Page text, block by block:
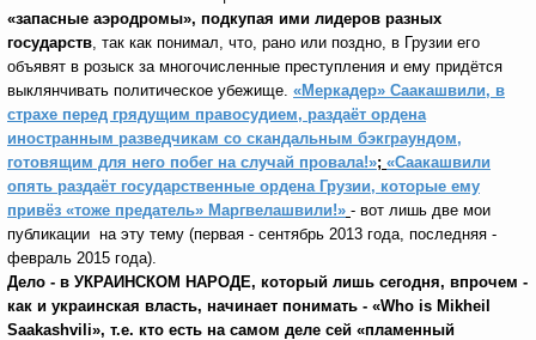
«запасные аэродромы», подкупая ими лидеров разных
государств, так как понимал, что, рано или поздно, в Грузии его
объявят в розыск за многочисленные преступления и ему придётся
выклянчивать политическое убежище. «Меркадер» Саакашвили, в
страхе перед грядущим правосудием, раздаёт ордена
иностранным разведчикам со скандальным бэкграундом,
готовящим для него побег на случай провала!»; «Саакашвили
опять раздаёт государственные ордена Грузии, которые ему
привёз «тоже предатель» Маргвелашвили!» - вот лишь две мои
публикации на эту тему (первая - сентябрь 2013 года, последняя -
февраль 2015 года).
Дело - в УКРАИНСКОМ НАРОДЕ, который лишь сегодня, впрочем -
как и украинская власть, начинает понимать - «Who is Mikheil
Saakashvili», т.е. кто есть на самом деле сей «пламенный